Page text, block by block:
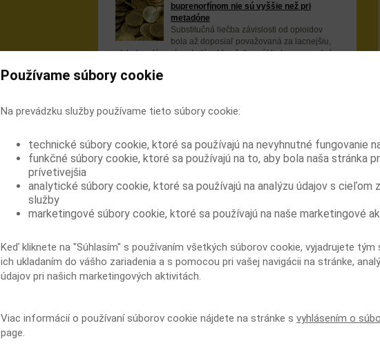
buprenorfínom nie sú vyššie než pri
metadóne
Substitučná liečba závislosti od opioidov
bola až doposiaľ považovaná za lacnejšiu,
ak bol podávaný metadón. Ide však o náklady na samotný
dopaminergnú aktivitu a potencovať
závislosti používajú prípravky Subutex a Suboxone, ktorých
používanie sa zdá byť veľmi sľubné. Vedci však zistili, že
Prenatálna expozícia metadonu či
abstinenčného syndrómu
je spojená s mnohými rizikovými faktormi,
ktoré prispievajú k nepriaznivým materským či neonatálnym
následkom. Zavedenie terapie metadónom zlepšilo...
osôb so substitučnou liečbou z dôvodu
Používame súbory cookie
Na prevádzku služby používame tieto súbory cookie:
technické súbory cookie, ktoré sa používajú na nevyhnutné fungovanie
funkčné súbory cookie, ktoré sa používajú na to, aby bola naša stránka
prívetivejšia
analytické súbory cookie, ktoré sa používajú na analýzu údajov s cieľom
služby
marketingové súbory cookie, ktoré sa používajú na naše marketingové
Keď kliknete na "Súhlasím" s používaním všetkých súborov cookie, vyjadrujete tým
ich ukladaním do vášho zariadenia a s pomocou pri vašej navigácii na stránke,
údajov pri našich marketingových aktivitách.
Viac informácií o používaní súborov cookie nájdete na stránke s vyhlásením o
page.